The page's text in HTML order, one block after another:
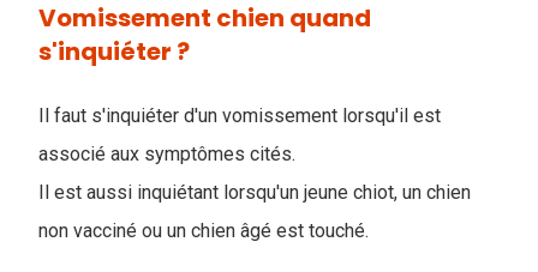
Vomissement chien quand
s'inquiéter ?
Il faut s'inquiéter d'un vomissement lorsqu'il est
associé aux symptômes cités.
Il est aussi inquiétant lorsqu'un jeune chiot, un chien
non vacciné ou un chien âgé est touché.